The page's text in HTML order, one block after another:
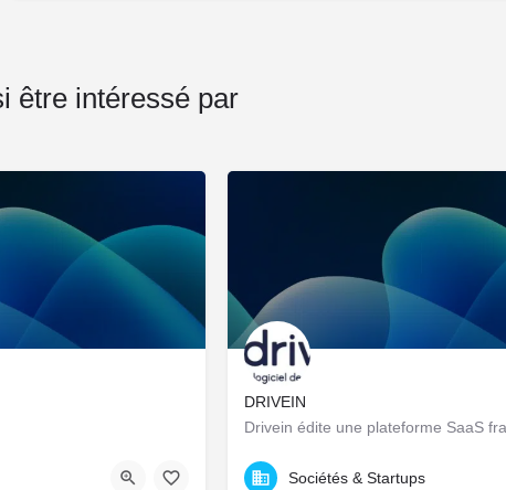
être intéressé par
Chartres, France
DRIVEIN
23 Avenue Dauphine, Orléans, France
Sociétés & Startups